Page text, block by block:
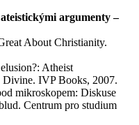
argumenty –
About Christianity.
Atheist
Divine. IVP Books, 2007.
mikroskopem: Diskuse
Centrum pro studium